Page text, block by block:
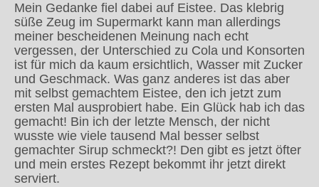
Mein Gedanke fiel dabei auf Eistee. Das klebrig
süße Zeug im Supermarkt kann man allerdings
meiner bescheidenen Meinung nach echt
vergessen, der Unterschied zu Cola und Konsorten
ist für mich da kaum ersichtlich, Wasser mit Zucker
und Geschmack. Was ganz anderes ist das aber
mit selbst gemachtem Eistee, den ich jetzt zum
ersten Mal ausprobiert habe. Ein Glück hab ich das
gemacht! Bin ich der letzte Mensch, der nicht
wusste wie viele tausend Mal besser selbst
gemachter Sirup schmeckt?! Den gibt es jetzt öfter
und mein erstes Rezept bekommt ihr jetzt direkt
serviert.